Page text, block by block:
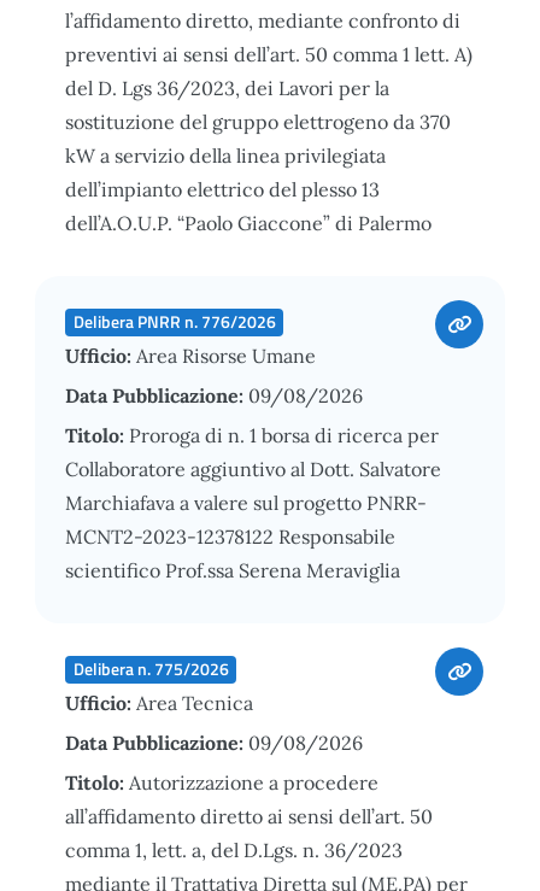
l’affidamento diretto, mediante confronto di
preventivi ai sensi dell’art. 50 comma 1 lett. A)
del D. Lgs 36/2023, dei Lavori per la
sostituzione del gruppo elettrogeno da 370
kW a servizio della linea privilegiata
dell’impianto elettrico del plesso 13
dell’A.O.U.P. “Paolo Giaccone” di Palermo
Delibera PNRR n. 776/2026
Ufficio: Area Risorse Umane
Data Pubblicazione: 09/08/2026
Titolo: Proroga di n. 1 borsa di ricerca per
Collaboratore aggiuntivo al Dott. Salvatore
Marchiafava a valere sul progetto PNRR-
MCNT2-2023-12378122 Responsabile
scientifico Prof.ssa Serena Meraviglia
Delibera n. 775/2026
Ufficio: Area Tecnica
Data Pubblicazione: 09/08/2026
Titolo: Autorizzazione a procedere
all’affidamento diretto ai sensi dell’art. 50
comma 1, lett. a, del D.Lgs. n. 36/2023
mediante il Trattativa Diretta sul (ME.PA) per